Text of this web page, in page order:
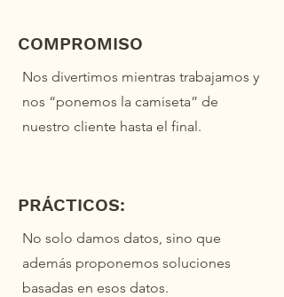
COMPROMISO
Nos divertimos mientras trabajamos y
nos “ponemos la camiseta” de
nuestro cliente hasta el final.
PRÁCTICOS:
No solo damos datos, sino que
además proponemos soluciones
basadas en esos datos.